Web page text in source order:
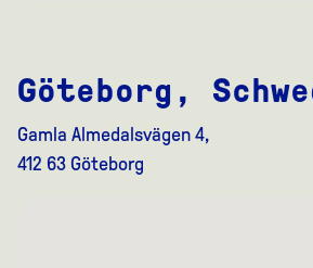
Göteborg,
Gamla Almedalsvägen 4,
412 63 Göteborg